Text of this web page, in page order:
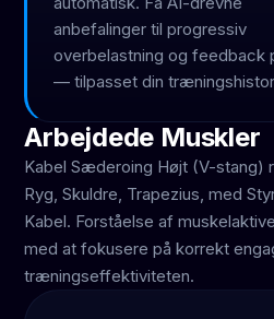
anbefalinger til progressiv
overbelastning og feedback
— tilpasset din
Arbejdede Muskler
Kabel Sæderoing Højt (V-stang)
Ryg, Skuldre, Trapezius, med
Kabel. Forståelse af
med at fokusere på korrekt
træningseffektiviteten.